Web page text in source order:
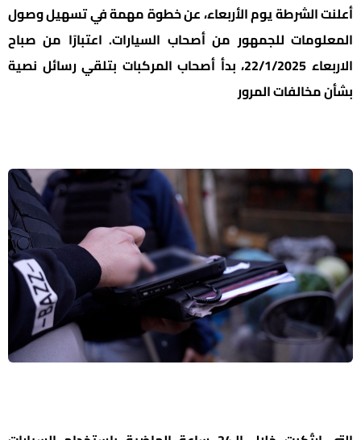
أعلنت الشرطة يوم الأربعاء، عن خطوة مهمة في تسهيل وصول
المعلومات للجمهور من أصحاب السيارات. اعتبارًا من صباح
الاربعاء 22/1/2025، بدأ أصحاب المركبات بتلقي رسائل نصية
بشأن مخالفات المرور